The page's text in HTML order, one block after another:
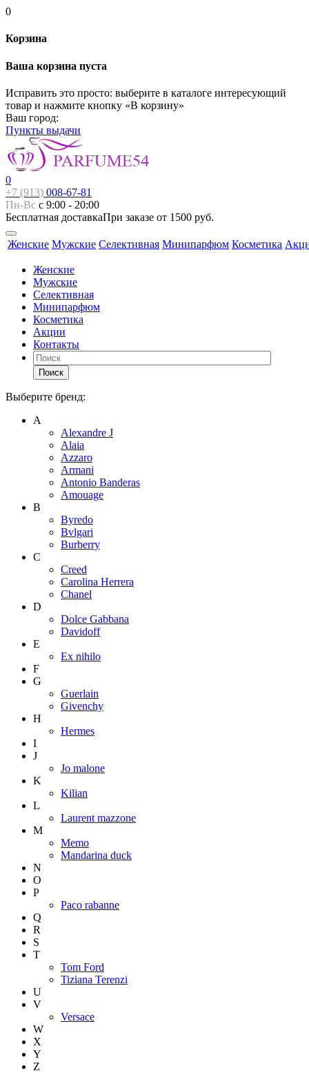
0
Корзина
Ваша корзина пуста
Исправить это просто: выберите в каталоге интересующий
товар и нажмите кнопку «В корзину»
Ваш город:
Пункты выдачи
0
+7 (913) 008-67-81
Пн-Вс с 9:00 - 20:00
Бесплатная доставкаПри заказе от 1500 руб.
Женские Мужские Селективная Минипарфюм Косметика
Женские
Мужские
Селективная
Минипарфюм
Косметика
Акции
Контакты
Поиск
Выберите бренд:
А
Alexandre J
Alaia
Azzaro
Armani
Antonio Banderas
Amouage
B
Byredo
Bvlgari
Burberry
C
Creed
Carolina Herrera
Chanel
D
Dolce Gabbana
Davidoff
E
Ex nihilo
F
G
Guerlain
Givenchy
H
Hermes
I
J
Jo malone
K
Kilian
L
Laurent mazzone
M
Memo
Mandarina duck
N
O
P
Paco rabanne
Q
R
S
T
Tom Ford
Tiziana Terenzi
U
V
Versace
W
X
Y
Z